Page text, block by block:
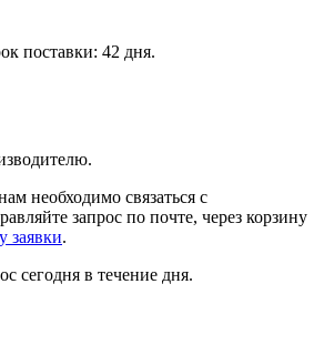
поставки: 42 дня.
необходимо связаться с
запрос по почте, через корзину
заявки.
сегодня в течение дня.